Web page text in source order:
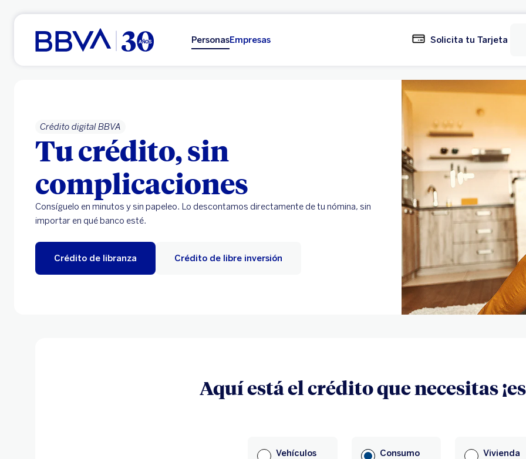
Ir al contenido principal
PersonasEmpresas Solicita tu Tarjeta
Crédito digital BBVA
Tu crédito, sin
complicaciones
Consíguelo en minutos y sin papeleo. Lo descontamos directamente de tu nómina, sin
importar en qué banco esté.
Crédito de libranza Crédito de libre inversión
Aquí está el crédito que necesitas
Vehículos Consumo Vivienda